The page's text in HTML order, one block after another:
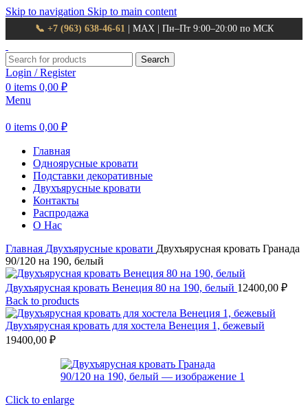
Skip to navigation Skip to main content
📞 +7 (963) 638-46-61| MAX | Пн–Пт 9:00–20:00 по МСК
Search
Login / Register
0 items 0,00 ₽
Menu
0 items 0,00 ₽
Главная
Одноярусные кровати
Подставки декоративные
Двухъярусные кровати
Контакты
Распродажа
О Нас
Главная Двухъярусные кровати Двухъярусная кровать Гранада
90/120 на 190, белый
Двухъярусная кровать Венеция 80 на 190, белый 12400,00 ₽
Back to products
Двухъярусная кровать для хостела Венеция 1, бежевый
19400,00 ₽
Click to enlarge